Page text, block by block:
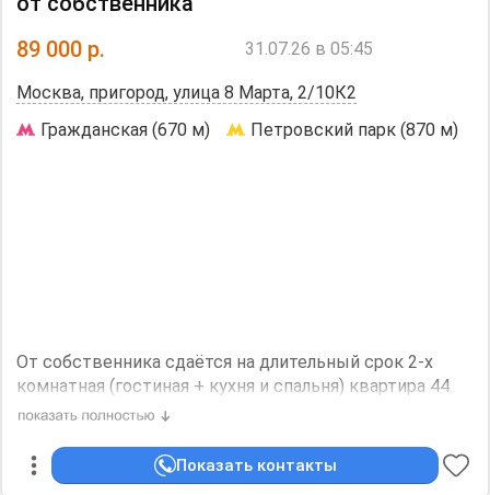
Дополнительная информация:
машина, Кондиционер, Телевизор, Интернет. Можно с
Необходим залог, 120000 р.
89 000 р. 31.07.26 в 05:45
Москва, пригород, улица 8 Марта, 2/10К2
Гражданская (670 м)
Петровский парк (870 м)
От собственника сдаётся на длительный срок 2-х
комнатная (гостиная + кухня и спальня) квартира 44
м2 после ремонта. Светлая, уютная, тёплая. В
СВЧ, посудомойка, кофемашина, электрический
чайник,
Показать контакты